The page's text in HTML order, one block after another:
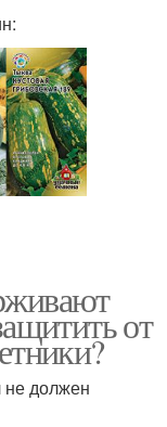
от
не должен